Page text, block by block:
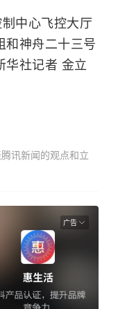
中心飞控大厅
和神舟二十三号
华社记者 金立
讯新闻的观点和立
广告